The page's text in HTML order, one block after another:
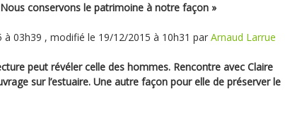
conservons le patrimoine à notre façon »
à 03h39 , modifié le 19/12/2015 à 10h31 par Arnaud Larrue
peut révéler celle des hommes. Rencontre avec Claire
sur l’estuaire. Une autre façon pour elle de préserver le